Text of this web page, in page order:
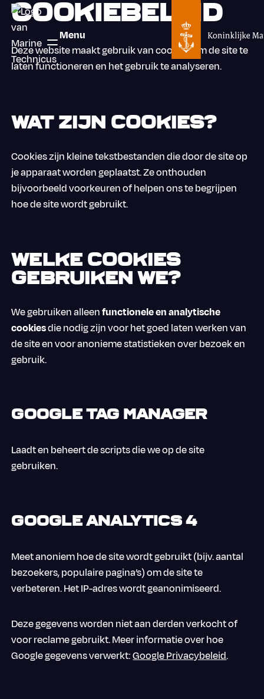
Menu
Cookiebeleid
Deze website maakt gebruik van cookies om de site te
laten functioneren en het gebruik te analyseren.
Wat zijn cookies?
Cookies zijn kleine tekstbestanden die door de site op
je apparaat worden geplaatst. Ze onthouden
bijvoorbeeld voorkeuren of helpen ons te begrijpen
hoe de site wordt gebruikt.
Welke cookies
gebruiken we?
We gebruiken alleenfunctionele en analytische
cookiesdie nodig zijn voor het goed laten werken van
de site en voor anonieme statistieken over bezoek en
gebruik.
Google Tag Manager
Laadt en beheert de scripts die we op de site
gebruiken.
Google Analytics 4
Meet anoniem hoe de site wordt gebruikt (bijv. aantal
bezoekers, populaire pagina’s) om de site te
verbeteren. Het IP-adres wordt geanonimiseerd.
Deze gegevens worden niet aan derden verkocht of
voor reclame gebruikt. Meer informatie over hoe
Google gegevens verwerkt:Google Privacybeleid.